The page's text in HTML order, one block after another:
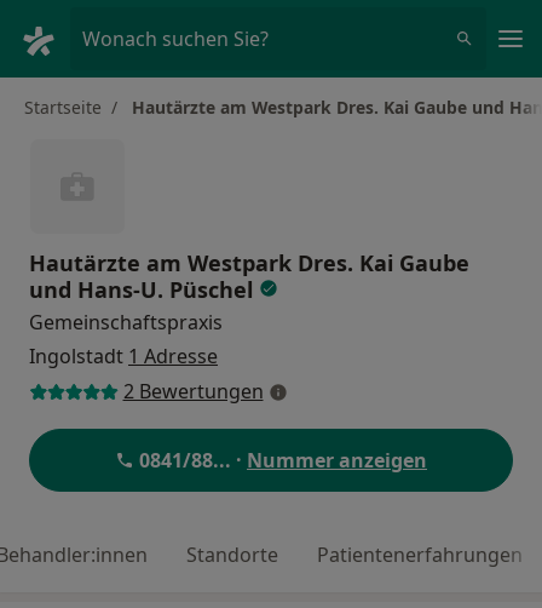
Wonach suchen Sie?
Startseite Hautärzte am Westpark Dres. Kai Gaube und
Hautärzte am Westpark Dres. Kai Gaube
und Hans-U. Püschel
Gemeinschaftspraxis
Ingolstadt 1 Adresse
2 Bewertungen
0841/88... · Nummer anzeigen
Standorte Patientenerfahrungen